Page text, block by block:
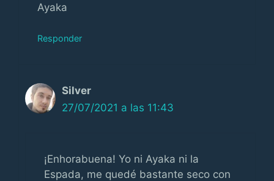
Ayaka
Responder
Silver
27/07/2021 a las 11:43
¡Enhorabuena! Yo ni Ayaka ni la
Espada, me quedé bastante seco con